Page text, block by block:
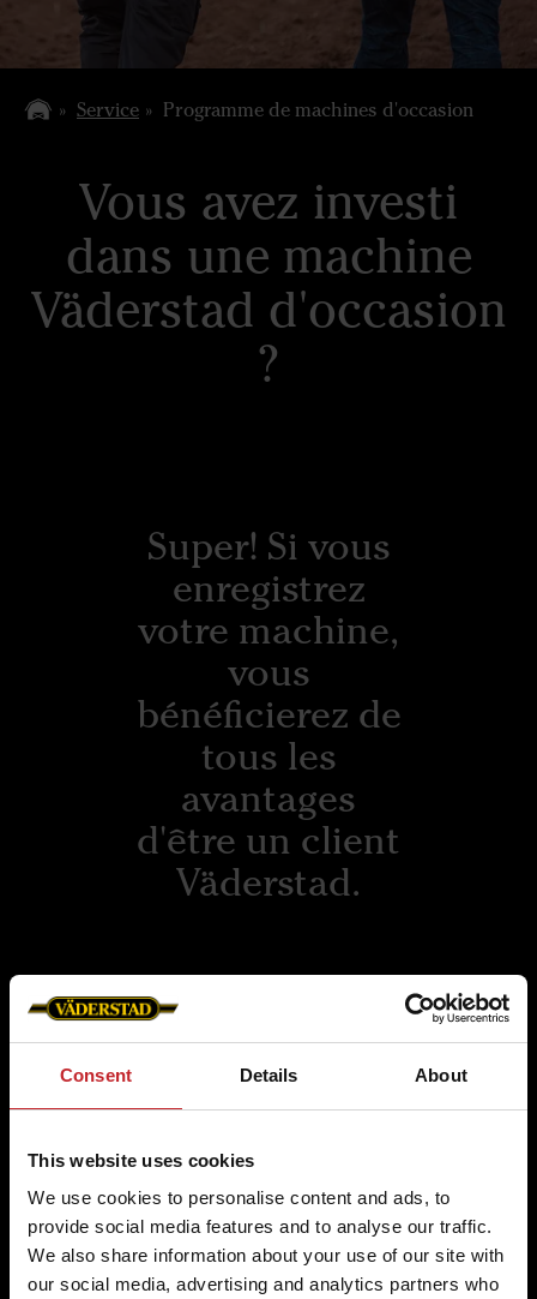
Consent Details About
This website uses cookies
We use cookies to personalise content and ads, to
provide social media features and to analyse our traffic.
We also share information about your use of our site with
our social media, advertising and analytics partners who
Service Programme de machines d'occasion
Vous avez investi
dans une machine
Väderstad d'occasion
?
Super! Si vous
enregistrez
votre machine,
vous
bénéficierez de
tous les
avantages
d'être un client
Väderstad.
Étant donné que les machines Väderstad
sont conçues pour durer, elles changent
il est parfois difficile de garder une trace.
Alors, commençons par faire connaissance !
Si vous venez d'acheter une machine